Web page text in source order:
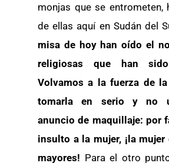
monjas que se entrometen,
de ellas aquí en Sudán del
misa de hoy han oído el
religiosas que han sido
Volvamos a la fuerza de
tomarla en serio y no
anuncio de maquillaje: por
insulto a la mujer, ¡la mujer
mayores! Para el otro